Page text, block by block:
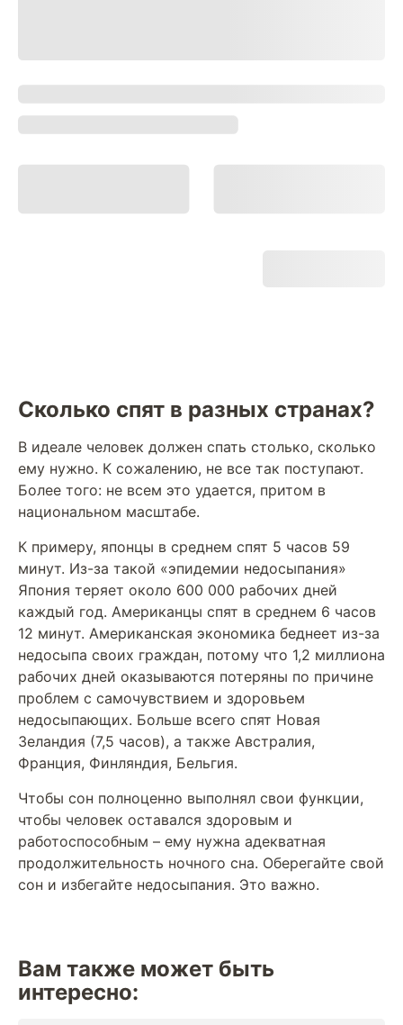
Сколько спят в разных странах?
В идеале человек должен спать столько, сколько
ему нужно. К сожалению, не все так поступают.
Более того: не всем это удается, притом в
национальном масштабе.
К примеру, японцы в среднем спят 5 часов 59
минут. Из-за такой «эпидемии недосыпания»
Япония теряет около 600 000 рабочих дней
каждый год. Американцы спят в среднем 6 часов
12 минут. Американская экономика беднеет из-за
недосыпа своих граждан, потому что 1,2 миллиона
рабочих дней оказываются потеряны по причине
проблем с самочувствием и здоровьем
недосыпающих. Больше всего спят Новая
Зеландия (7,5 часов), а также Австралия,
Франция, Финляндия, Бельгия.
Чтобы сон полноценно выполнял свои функции,
чтобы человек оставался здоровым и
работоспособным – ему нужна адекватная
продолжительность ночного сна. Оберегайте свой
сон и избегайте недосыпания. Это важно.
Вам также может быть
интересно: